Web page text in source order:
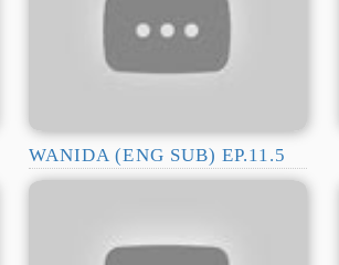
WANIDA (ENG SUB) EP.11.5